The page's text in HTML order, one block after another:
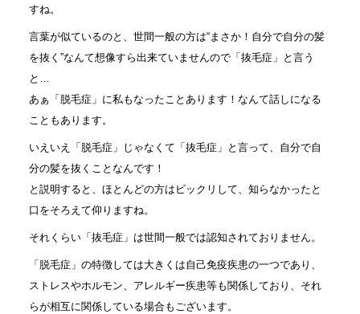
すね。
言葉が似ているのと、世間一般の方は“まさか！自分で自分の髪
を抜く”なんて想像すら出来ていませんので「抜毛症」と言う
と…
あぁ「脱毛症」に私もなったことあります！なんて話しになる
こともあります。
いえいえ「脱毛症」じゃなくて「抜毛症」と言って、自分で自
分の髪を抜くことなんです！
と説明すると、ほとんどの方はビックリして、知らなかったと
口をそろえて仰りますね。
それくらい「抜毛症」は世間一般では認知されておりません。
「脱毛症」の特徴しては大きくは自己免疫疾患の一つであり、
ストレスやホルモン、アレルギー疾患等も関係しており、それ
らが相互に関係している場合もございます。